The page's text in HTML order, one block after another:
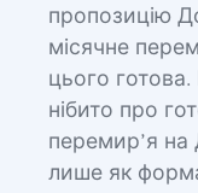
пропозицію
місячне
цього
нібито про
перемир’я
лише як